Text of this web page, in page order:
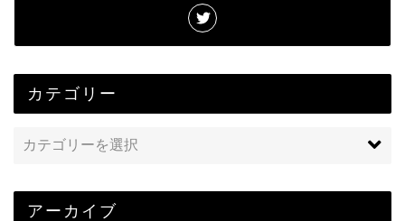
カテゴリー
アーカイブ